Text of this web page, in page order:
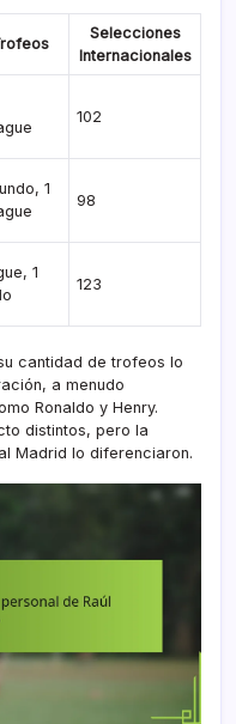
Selecciones
Internacionales
102
1
98
1
123
cantidad de trofeos lo
a menudo
Ronaldo y Henry.
distintos, pero la
Madrid lo diferenciaron.